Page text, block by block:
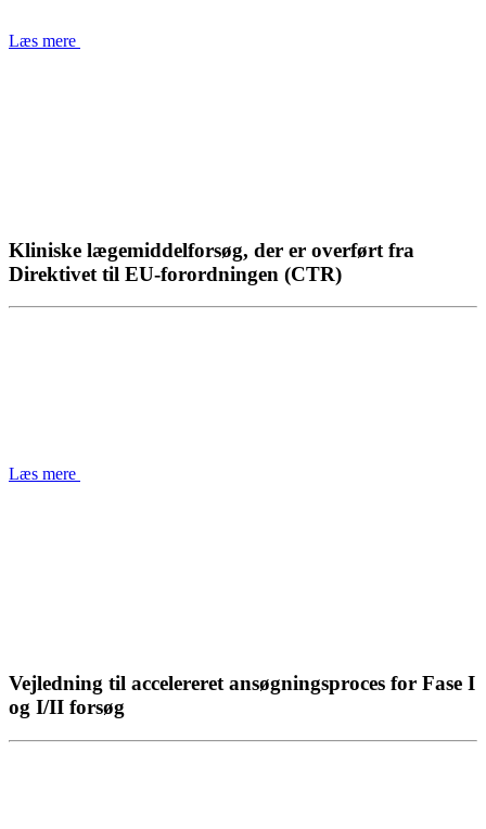
Læs mere
Kliniske lægemiddelforsøg, der er overført fra
Direktivet til EU-forordningen (CTR)
Læs mere
Vejledning til accelereret ansøgningsproces for Fase I
og I/II forsøg